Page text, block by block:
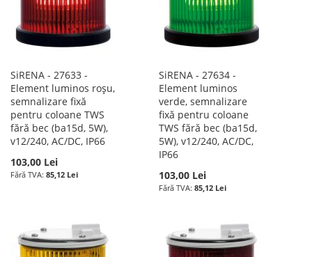
SiRENA - 27633 -
Element luminos roșu,
semnalizare fixă
pentru coloane TWS
fără bec (ba15d, 5W),
v12/240, AC/DC, IP66
103,00 Lei
85,12 Lei
SiRENA - 27634 -
Element luminos
verde, semnalizare
fixă pentru coloane
TWS fără bec (ba15d,
5W), v12/240, AC/DC,
IP66
103,00 Lei
85,12 Lei